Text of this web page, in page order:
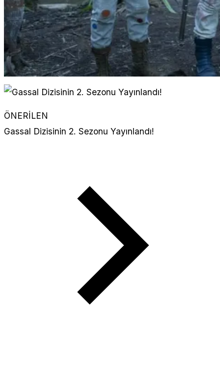
ÖNERİLEN
Gassal Dizisinin 2. Sezonu Yayınlandı!